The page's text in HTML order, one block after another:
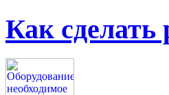
Как